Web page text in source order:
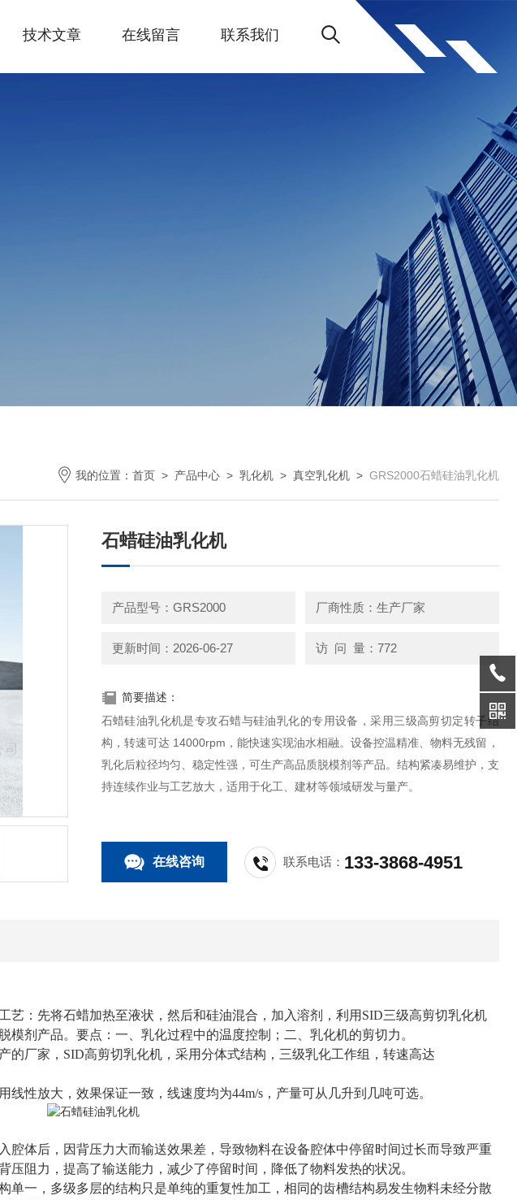
技术文章 在线留言 联系我们
我的位置： 首页 > 产品中心 > 乳化机 > 真空乳化机 > GRS2000石蜡硅油乳化机
石蜡硅油乳化机
产品型号：GRS2000 厂商性质：生产厂家
更新时间：2026-06-27 访 问 量：772
简要描述：
石蜡硅油乳化机是专攻石蜡与硅油乳化的专用设备，采用三级高剪切定转子结
构，转速可达 14000rpm，能快速实现油水相融。设备控温精准、物料无残留，
乳化后粒径均匀、稳定性强，可生产高品质脱模剂等产品。结构紧凑易维护，支
持连续作业与工艺放大，适用于化工、建材等领域研发与量产。
在线咨询 联系电话： 133-3868-4951
艺：先将石蜡加热至液状，然后和硅油混合，加入溶剂，利用SID三级高剪切乳化机
脱模剂产品。要点：一、乳化过程中的温度控制；二、乳化机的剪切力。
的厂家，SID高剪切乳化机，采用分体式结构，三级乳化工作组，转速高达
性放大，效果保证一致，线速度均为44m/s，产量可从几升到几吨可选。
体后，因背压力大而输送效果差，导致物料在设备腔体中停留时间过长而导致严重
压阻力，提高了输送能力，减少了停留时间，降低了物料发热的状况。
一，多级多层的结构只是单纯的重复性加工，相同的齿槽结构易发生物料未经分散